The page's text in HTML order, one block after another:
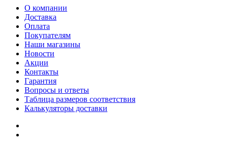
О компании
Доставка
Оплата
Покупателям
Наши магазины
Новости
Акции
Контакты
Гарантия
Вопросы и ответы
Таблица размеров соответствия
Калькуляторы доставки